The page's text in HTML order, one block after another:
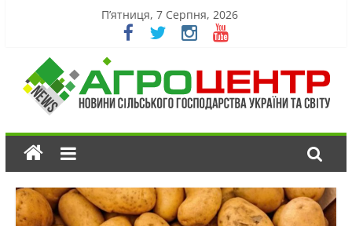
П’ятниця, 7 Серпня, 2026